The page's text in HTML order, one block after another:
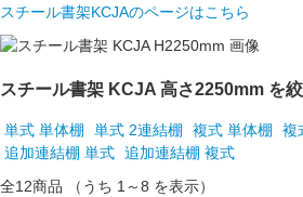
スチール書架KCJAのページはこちら
スチール書架 KCJA 高さ2250mm を
単式 単体棚 単式 2連結棚 複式 単体棚
複
追加連結棚 単式 追加連結棚 複式
全12商品 （うち 1～8 を表示）